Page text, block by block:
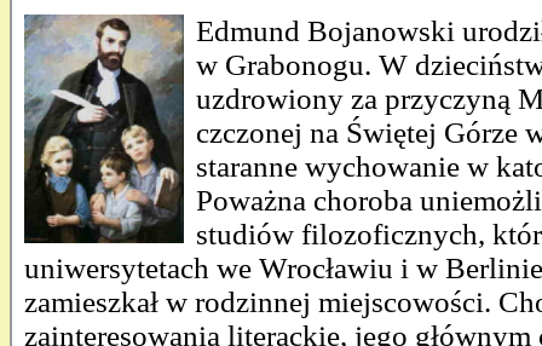
Edmund Bojanowski
w Grabonogu. W
uzdrowiony za przyczyną
czczonej na Świętej Górze
staranne wychowanie w
Poważna choroba
studiów filozoficznych,
uniwersytetach we Wrocławiu i w
zamieszkał w rodzinnej miejscowości.
zainteresowania literackie, jego głównym